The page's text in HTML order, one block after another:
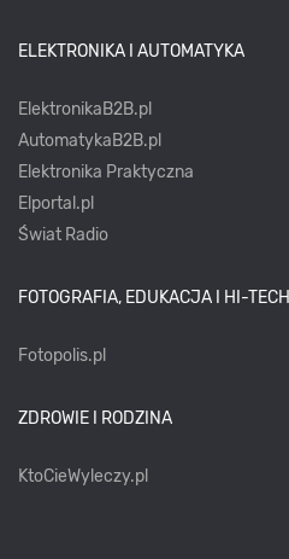
ELEKTRONIKA I AUTOMATYKA
ElektronikaB2B.pl
AutomatykaB2B.pl
Elektronika Praktyczna
Elportal.pl
Świat Radio
FOTOGRAFIA, EDUKACJA I HI-TECH
Fotopolis.pl
ZDROWIE I RODZINA
KtoCieWyleczy.pl